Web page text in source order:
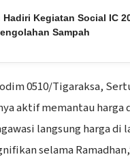
Kegiatan Social IC
Sampah
0510/Tigaraksa,
aktif memantau harga
langsung harga di
selama